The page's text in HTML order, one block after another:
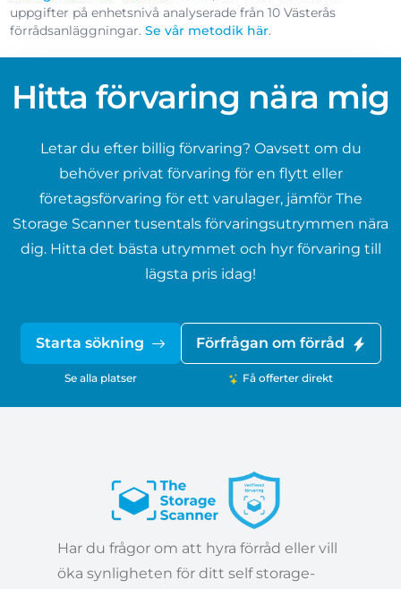
uppgifter på enhetsnivå analyserade från 10 Västerås
förrådsanläggningar.Se vår metodik här.
Hitta förvaring nära mig
Letar du efter billig förvaring? Oavsett om du
behöver privat förvaring för en flytt eller
företagsförvaring för ett varulager, jämför The
Storage Scanner tusentals förvaringsutrymmen nära
dig. Hitta det bästa utrymmet och hyr förvaring till
lägsta pris idag!
Starta sökning
Se alla platser
Förfrågan om förråd
Få offerter direkt
Har du frågor om att hyra förråd eller vill
öka synligheten för ditt self storage-